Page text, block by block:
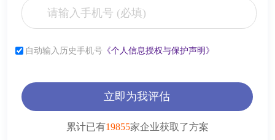
自动输入历史手机号《个人信息授权与保护声明》
立即为我评估
累计已有19855家企业获取了方案
李** 181****2321 6小时前
薛** 150****4427 1小时前
曾** 150****9568 1小时前